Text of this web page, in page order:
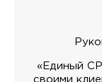
«Единый
своими